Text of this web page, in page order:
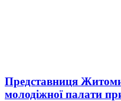
Представниця
молодіжної палати